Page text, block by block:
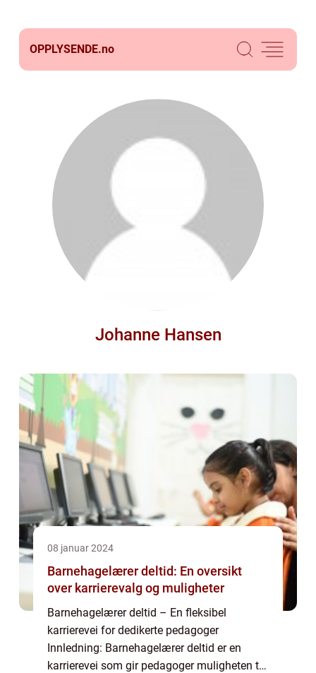
OPPLYSENDE.no
Johanne Hansen
08 januar 2024
Barnehagelærer deltid: En oversikt
over karrierevalg og muligheter
Barnehagelærer deltid – En fleksibel
karrierevei for dedikerte pedagoger
Innledning: Barnehagelærer deltid er en
karrierevei som gir pedagoger muligheten til